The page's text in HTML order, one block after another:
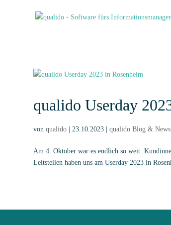
qualido Userday
vonqualido |23.10.2023 |qualido Blog & News
Am 4. Oktober war es endlich so weit.
Leitstellen haben uns am Userday 2023 in